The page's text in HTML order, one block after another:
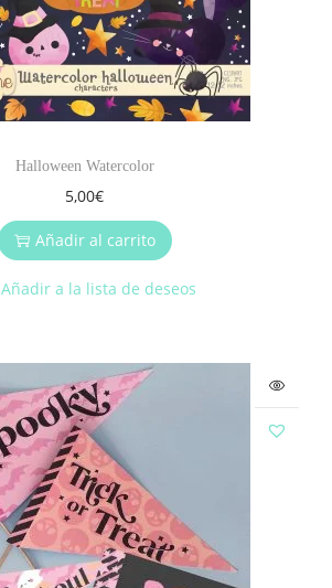
Halloween Watercolor
5,00€
Añadir al carrito
Añadir a la lista de deseos